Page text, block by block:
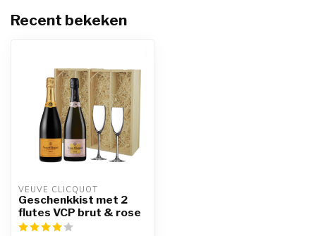
Recent bekeken
VEUVE CLICQUOT
Geschenkkist met 2
flutes VCP brut & rose